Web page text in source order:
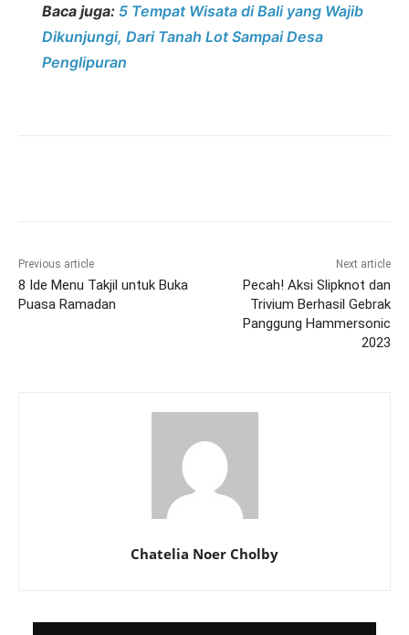
Baca juga: 5 Tempat Wisata di Bali yang Wajib
Dikunjungi, Dari Tanah Lot Sampai Desa
Penglipuran
Previous article
8 Ide Menu Takjil untuk Buka
Puasa Ramadan
Next article
Pecah! Aksi Slipknot dan
Trivium Berhasil Gebrak
Panggung Hammersonic
2023
Chatelia Noer Cholby